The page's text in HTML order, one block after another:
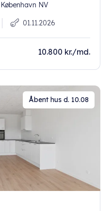
NV
01.11.2026
10.800 kr./md.
Åbent hus d. 10.08